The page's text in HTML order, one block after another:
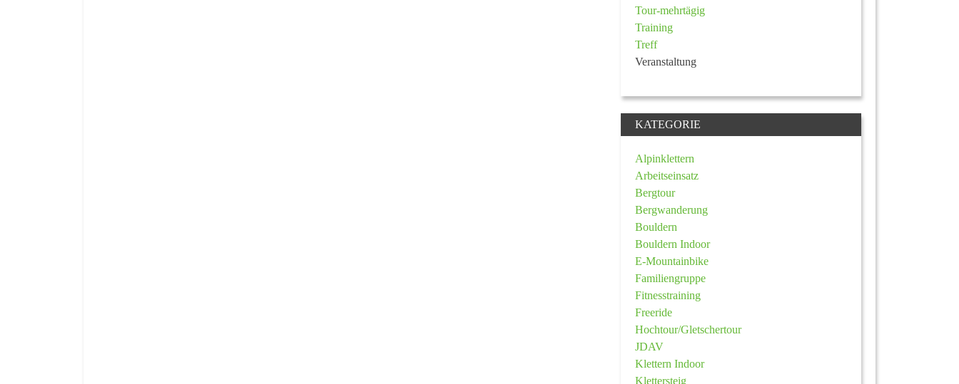
Tour-mehrtägig
Training
Treff
Veranstaltung
KATEGORIE
Alpinklettern
Arbeitseinsatz
Bergtour
Bergwanderung
Bouldern
Bouldern Indoor
E-Mountainbike
Familiengruppe
Fitnesstraining
Freeride
Hochtour/Gletschertour
JDAV
Klettern Indoor
Klettersteig